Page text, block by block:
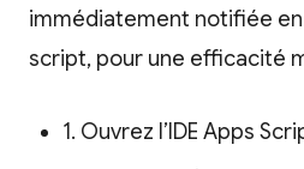
immédiatement notifiée en
script, pour une efficacité
1. Ouvrez l’IDE Apps